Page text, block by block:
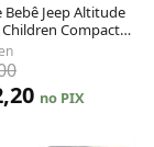
Jeep Altitude
Compacto
Uma Mão 6
no PIX
carrinho